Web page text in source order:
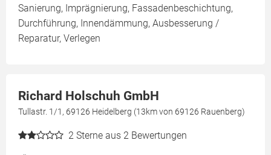
Sanierung, Imprägnierung, Fassadenbeschichtung,
Durchführung, Innendämmung, Ausbesserung /
Reparatur, Verlegen
Richard Holschuh GmbH
Tullastr. 1/1, 69126 Heidelberg (13km von 69126 Rauenberg)
2 Sterne aus 2 Bewertungen